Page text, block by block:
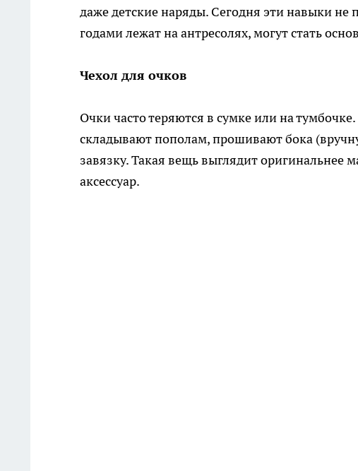
даже детские наряды. Сегодня эти навыки не
годами лежат на антресолях, могут стать
Чехол для очков
Очки часто теряются в сумке или на
складывают пополам, прошивают бока
завязку. Такая вещь выглядит
аксессуар.